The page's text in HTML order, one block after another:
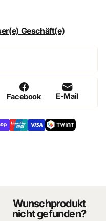
Geschäft(e)
Facebook E-Mail
Wunschprodukt
nicht gefunden?